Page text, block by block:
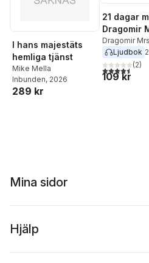
I hans majestäts
hemliga tjänst
Mike Mella
Inbunden, 2026
289 kr
21 dagar
Dragomir
Dragomir
MellaLjudbok
4,5utav 5(2)
109 kr
Mina sidor
Hjälp